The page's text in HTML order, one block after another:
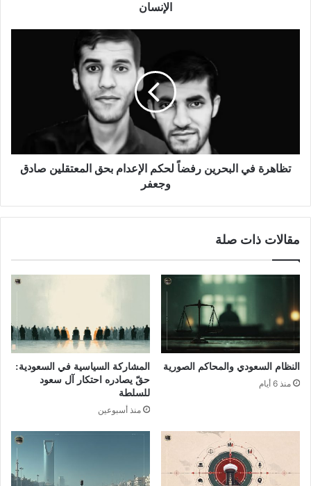
الإنسان
تظاهرة في البحرين رفضاً لحكم الإعدام بحق المعتقلين صادق
وجعفر
مقالات ذات صلة
النظام السعودي والمحاكم الصورية
منذ 6 أيام
المشاركة السياسية في السعودية:
حقّ يصادره احتكار آل سعود
للسلطة
منذ أسبوعين